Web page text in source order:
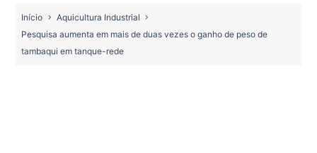
Início
Aquicultura Industrial
Pesquisa aumenta em mais de duas vezes o ganho de peso de
tambaqui em tanque-rede